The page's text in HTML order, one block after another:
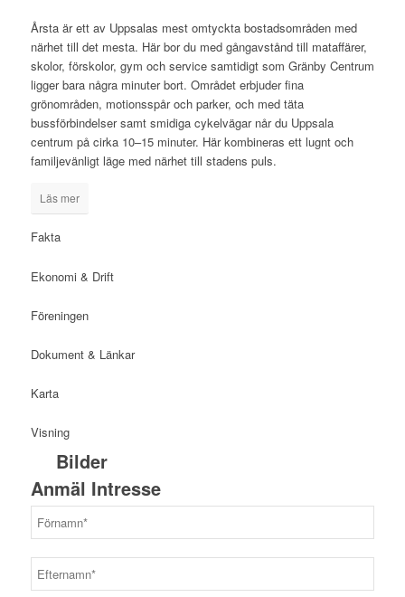
Årsta är ett av Uppsalas mest omtyckta bostadsområden med
närhet till det mesta. Här bor du med gångavstånd till mataffärer,
skolor, förskolor, gym och service samtidigt som Gränby Centrum
ligger bara några minuter bort. Området erbjuder fina
grönområden, motionsspår och parker, och med täta
bussförbindelser samt smidiga cykelvägar når du Uppsala
centrum på cirka 10–15 minuter. Här kombineras ett lugnt och
familjevänligt läge med närhet till stadens puls.
Läs mer
Fakta
Ekonomi & Drift
Föreningen
Dokument & Länkar
Karta
Visning
Bilder
Anmäl Intresse